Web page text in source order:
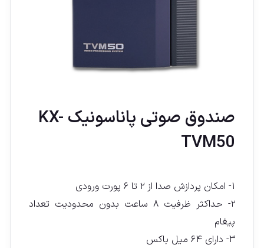
صندوق صوتی پاناسونیک KX-
TVM50
۱- امکان پردازش صدا از ۲ تا ۶ پورت ورودى
۲- حداکثر ظرفیت ۸ ساعت بدون محدودیت تعداد
پیغام
۳- دارای ۶۴ میل باکس